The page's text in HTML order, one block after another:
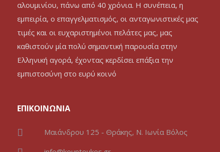
αλουμινίου, πάνω από 40 χρόνια. Η συνέπεια, η
εμπειρία, ο επαγγελματισμός, οι ανταγωνιστικές μας
τιμές και οι ευχαριστημένοι πελάτες μας, μας
καθιστούν μία πολύ σημαντική παρουσία στην
Ελληνική αγορά, έχοντας κερδίσει επάξια την
εμπιστοσύνη στο ευρύ κοινό
ΕΠΙΚΟΙΝΩΝΙΑ
Μαιάνδρου 125 - Θράκης, Ν. Ιωνία Βόλος